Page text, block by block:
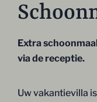
Extra
via de receptie.
Uw vakantievilla